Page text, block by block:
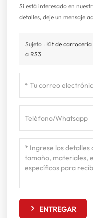
Si está interesado en
detalles, deje un mensaje
Sujeto : Kit de carrocería
a RS3
ENTREGAR